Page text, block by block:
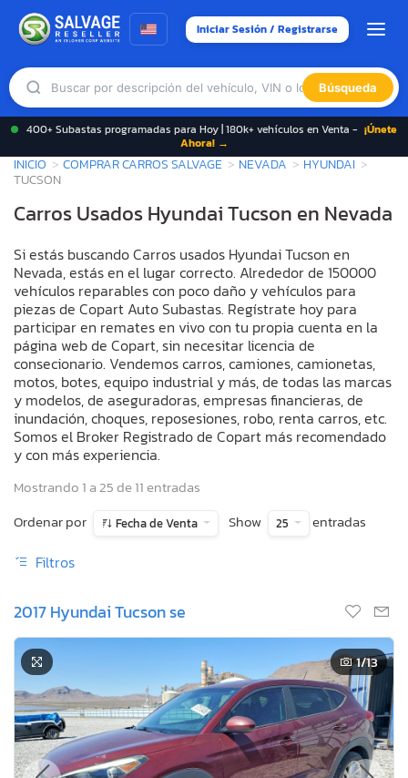
Iniciar Sesión / Registrarse
Búsqueda
400+ Subastas programadas para Hoy | 180k+ vehículos en Venta - ¡Únete
Ahora! →
INICIO COMPRAR CARROS SALVAGE NEVADA
HYUNDAI
TUCSON
Carros Usados Hyundai Tucson en Nevada
Si estás buscando Carros usados Hyundai Tucson en
Nevada, estás en el lugar correcto. Alrededor de 150000
vehículos reparables con poco daño y vehículos para
piezas de Copart Auto Subastas. Regístrate hoy para
participar en remates en vivo con tu propia cuenta en la
página web de Copart, sin necesitar licencia de
consecionario. Vendemos carros, camiones, camionetas,
motos, botes, equipo industrial y más, de todas las marcas
y modelos, de aseguradoras, empresas financieras, de
inundación, choques, reposesiones, robo, renta carros, etc.
Somos el Broker Registrado de Copart más recomendado
y con más experiencia.
Mostrando 1 a 25 de 11 entradas
Ordenar por
Fecha de Venta Show 25 entradas
Filtros
2017 Hyundai Tucson se
1/13